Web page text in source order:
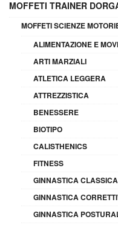
MOFFETI TRAINER
MOFFETI SCIENZE
ALIMENTAZIONE E
ARTI MARZIALI
ATLETICA LEGGERA
ATTREZZISTICA
BENESSERE
BIOTIPO
CALISTHENICS
FITNESS
GINNASTICA CLASSICA
GINNASTICA
GINNASTICA